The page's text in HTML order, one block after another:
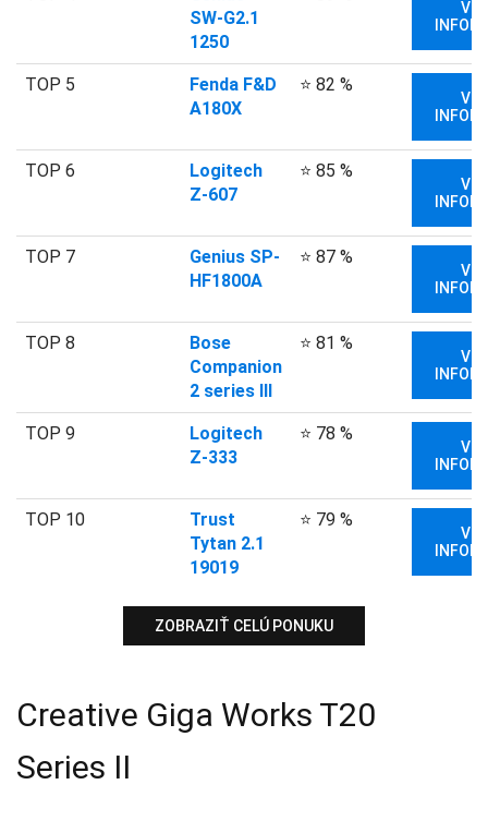
SW-G2.1
1250
TOP 5
Fenda F&D
A180X
⭐ 82 %
TOP 6
Logitech
Z-607
⭐ 85 %
TOP 7
Genius SP-
HF1800A
⭐ 87 %
TOP 8
Bose
Companion
2 series III
⭐ 81 %
TOP 9
Logitech
Z-333
⭐ 78 %
TOP 10
Trust
Tytan 2.1
19019
⭐ 79 %
ZOBRAZIŤ CELÚ PONUKU
Creative Giga Works T20
Series II